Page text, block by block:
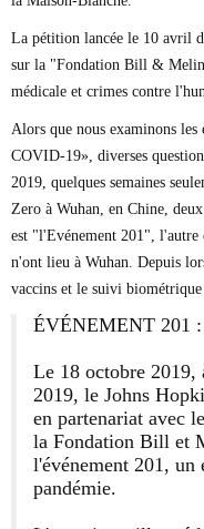
La pétition lancée le 10 avril
sur la "Fondation Bill &
médicale et crimes contre
Alors que nous examinons les
COVID-19», diverses
2019, quelques semaines
Zero à Wuhan, en Chine,
est "l'Evénement 201",
n'ont lieu à Wuhan. Depuis
vaccins et le suivi biométrique
ÉVÉNEMENT 201 :
Le 18 octobre
2019, le Johns
en partenariat avec
la Fondation Bill et
l'événement 201, un
pandémie.